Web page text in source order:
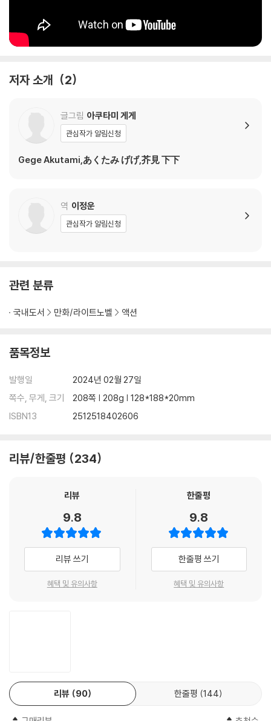
저자 소개 2
글그림 아쿠타미 게게
관심작가 알림신청
Gege Akutami,あくたみ げげ,芥見 下下
역 이정운
관심작가 알림신청
관련 분류
국내도서 만화/라이트노벨 액션
품목정보
발행일
2024년 02월 27일
쪽수, 무게, 크기
208쪽 | 208g | 128*188*20mm
ISBN13
2512518402606
리뷰/한줄평 234
리뷰
9.8
리뷰 쓰기
혜택 및 유의사항
한줄평
9.8
한줄평 쓰기
혜택 및 유의사항
리뷰 90 한줄평 144